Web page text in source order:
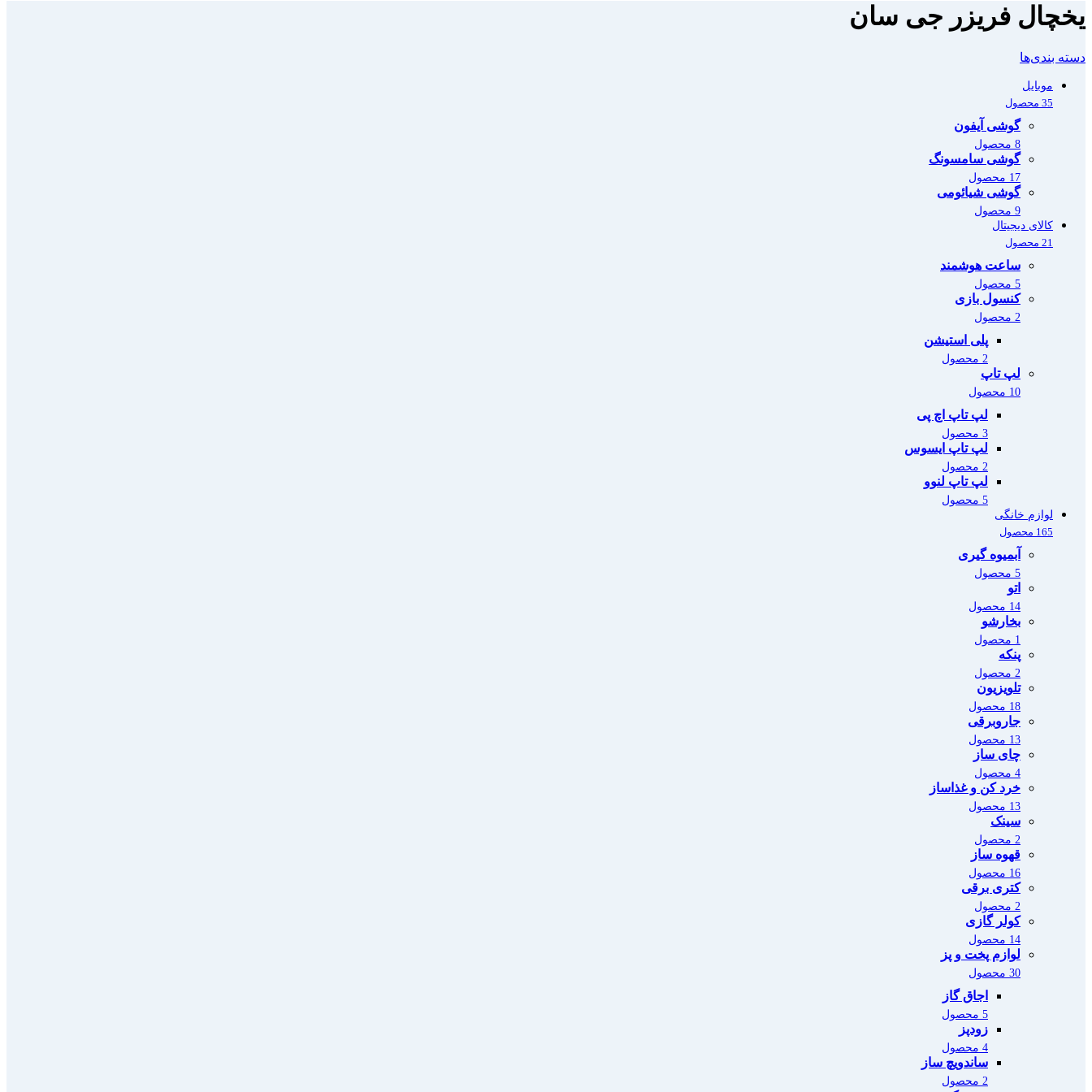
یخچال فریزر جی سان
دسته بندی‌ها
موبایل
35 محصول
گوشی آیفون
8 محصول
گوشی سامسونگ
17 محصول
گوشی شیائومی
9 محصول
کالای دیجیتال
21 محصول
ساعت هوشمند
5 محصول
کنسول بازی
2 محصول
پلی استیشن
2 محصول
لپ تاپ
10 محصول
لپ تاپ اچ پی
3 محصول
لپ تاپ ایسوس
2 محصول
لپ تاپ لنوو
5 محصول
لوازم خانگی
165 محصول
آبمیوه گیری
5 محصول
اتو
14 محصول
بخارشو
1 محصول
پنکه
2 محصول
تلویزیون
18 محصول
جاروبرقی
13 محصول
چای ساز
4 محصول
خرد کن و غذاساز
13 محصول
سینک
2 محصول
قهوه ساز
16 محصول
کتری برقی
2 محصول
کولر گازی
14 محصول
لوازم پخت و پز
30 محصول
اجاق گاز
5 محصول
زودپز
4 محصول
ساندویچ ساز
2 محصول